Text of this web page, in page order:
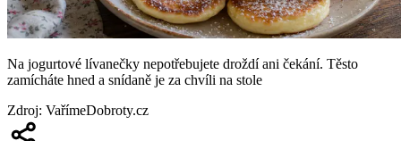
Na jogurtové lívanečky nepotřebujete droždí ani čekání. Těsto
zamícháte hned a snídaně je za chvíli na stole
Zdroj: VařímeDobroty.cz